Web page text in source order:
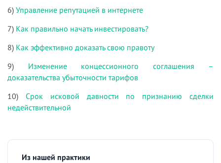
6) Управление репутацией в интернете
7) Как правильно начать инвестировать?
8) Как эффективно доказать свою правоту
9) Изменение концессионного соглашения –
доказательства убыточности тарифов
10) Срок исковой давности по признанию сделки
недействительной
Из нашей практики